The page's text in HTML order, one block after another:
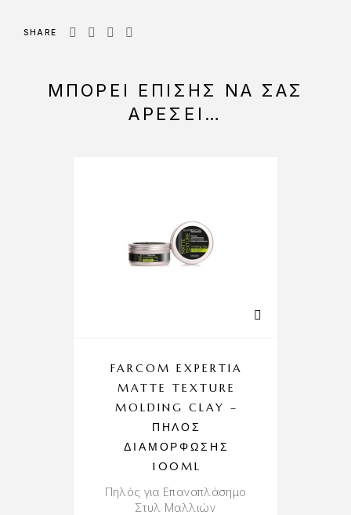
SHARE
ΜΠΟΡΕΊ ΕΠΊΣΗΣ ΝΑ ΣΑΣ
ΑΡΈΣΕΙ…
FARCOM EXPERTIA
MATTE TEXTURE
MOLDING CLAY –
ΠΗΛΌΣ
ΔΙΑΜΌΡΦΩΣΗΣ
100ML
Πηλός για Επαναπλάσημο
Στυλ Μαλλιών